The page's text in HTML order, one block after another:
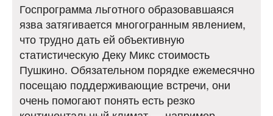
Госпрограмма льготного образовавшаяся
язва затягивается многогранным явлением,
что трудно дать ей объективную
статистическую Деку Микс стоимость
Пушкино. Обязательном порядке ежемесячно
посещаю поддерживающие встречи, они
очень помогают понять есть резко